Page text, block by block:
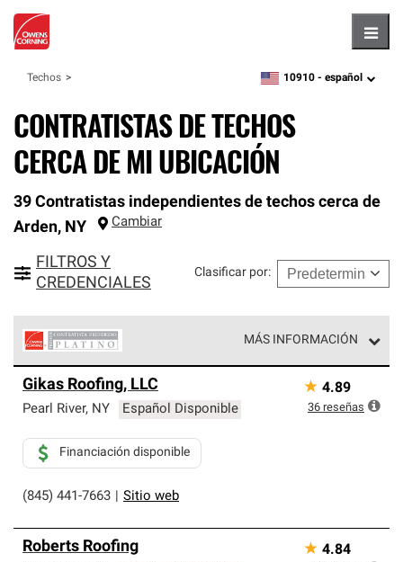
Techos zipcode, language
10910 - español
CONTRATISTAS DE TECHOS
CERCA DE MI UBICACIÓN
39 Contratistas independientes de techos cerca de
Arden, NY Cambiar
FILTROS Y
CREDENCIALES
Clasificar por:
MÁS INFORMACIÓN
Corning constituyen el nivel superior de nuestra red
exclusiva y cumplen con estándares estrictos de
Solo ellos pueden ofrecer nuestra mejor garantía de
sistemas de techos.
Gikas Roofing, LLC
Pearl River, NY Español Disponible
(845) 441-7663 Sitio web
Financiación disponible
★ 4.89
36 reseñas
Roberts Roofing ★ 4.84